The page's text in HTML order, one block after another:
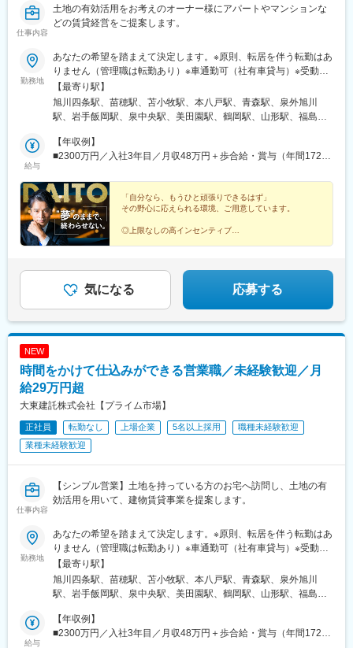
駅、西黒崎駅、吉塚駅、古賀駅、橋本駅(福岡県)、春日原駅、御井
駅、佐賀駅、大橋駅(長崎県)、中佐世保駅、大分駅、西里駅、平成
船駅、大師橋駅、伊勢佐木長者町駅、南林間駅、長沼駅(静岡県)、
浄心駅、成岩駅、三柿野駅、中川原駅、宮之阪駅、上牧駅(大阪
府)、田中口駅、大手町駅(愛媛県)、桟橋通三丁目駅、岡山駅前
駅、倉敷市駅、比治山橋駅、横川一丁目駅、熊西駅、佐世保中央
駅、郡元駅(鹿児島市電)、黄金町駅、古庄駅、島本駅、ＪＲ松山駅
前駅、桟橋通一丁目駅、皆実町二丁目駅、横川駅、黒崎駅前駅、
佐世保駅、郡元・南駅
仕事内容
土地の有効活用をお考えのオーナー様にアパートやマンションな
どの賃貸経営をご提案します。
勤務地
あなたの希望を踏まえて決定します。※原則、転居を伴う転勤はあ
りません（管理職は転勤あり）※車通勤可（社有車貸与）※受動喫
煙対策あり※支店ごと常に募集人数の変動があります。配属希望支
店の空き状況は、ご応募時にご確認ください【本社】東京都港区
港南2-16-1 品川イーストワンタワー21～24階（各線「品川駅」
活事情に配慮して働きやすい環境づくりを進めています。
【最寄り駅】
旭川四条駅、苗穂駅、苫小牧駅、本八戸駅、青森駅、泉外旭川
駅、岩手飯岡駅、泉中央駅、美田園駅、鶴岡駅、山形駅、福島駅
松本駅、不二越駅、金沢駅、新福井駅、江曽島駅、小山駅、太田
駅(群馬県)、前橋大島駅、高崎駅、新白岡駅、上熊谷駅、北上尾
木駅、東所沢駅、春日部駅、越谷駅、三郷中央駅、水戸駅、つく
ば駅、守谷駅、柏の葉キャンパス駅、公津の杜駅、県庁前駅(千葉
県)、上総村上駅、八千代緑が丘駅、東松戸駅、西船橋駅、三鷹
駅、恋ケ窪駅、武蔵砂川駅、甲州街道駅、河辺駅、北八王子駅、
町田駅、相模原駅、百合ケ丘駅、津田山駅、東門前駅、仲町台
奈川県)、六会日大前駅、社家駅、宮山駅、富水駅、常永駅、御殿
場駅、三島広小路駅、富士根駅、清水駅(静岡県)、東静岡駅、藤枝
駅、高塚駅、自動車学校前駅、船町駅、豊川駅、岡崎駅、亀島
田駅(滋賀県)、福知山駅、桂駅、東野駅(京都府)、伏見駅(京都
府)、藤阪駅、星ケ丘駅(大阪府)、池田駅(大阪府)、門真南駅、水無
瀬駅、ＪＲ総持寺駅、荒本駅、河内天美駅、深井駅、泉佐野駅、
尼崎駅(阪神線)、打出駅、西明石駅、別府駅(兵庫県)、手柄駅、網
干駅、新大宮駅、大和八木駅、和歌山駅、眉山ロープウェイ山麓
駅、三条駅(香川県)、松山駅(愛媛県)、桟橋通二丁目駅、備前西市
駅、岡山駅、倉敷駅、鳥取駅、松江駅、東福山駅、松永駅、東広
駅、西黒崎駅、吉塚駅、古賀駅、橋本駅(福岡県)、春日原駅、御井
駅、佐賀駅、大橋駅(長崎県)、中佐世保駅、大分駅、西里駅、平成
船駅、大師橋駅、伊勢佐木長者町駅、南林間駅、長沼駅(静岡県)、
浄心駅、成岩駅、三柿野駅、中川原駅、宮之阪駅、上牧駅(大阪
府)、田中口駅、大手町駅(愛媛県)、桟橋通三丁目駅、岡山駅前
駅、倉敷市駅、比治山橋駅、横川一丁目駅、熊西駅、佐世保中央
駅、郡元駅(鹿児島市電)、黄金町駅、古庄駅、島本駅、ＪＲ松山駅
前駅、桟橋通一丁目駅、皆実町二丁目駅、横川駅、黒崎駅前駅、
佐世保駅、郡元・南駅
給与
【年収例】
■2300万円／入社3年目／月収48万円＋歩合給・賞与（年間1724
「自分なら、もうひと頑張りできるはず」
その野心に応えられる環境、ご用意しています。
◎上限なしの高インセンティブ
気になる 応募する
NEW
時間をかけて仕込みができる営業職／未経験歓迎／月
給29万円超
大東建託株式会社【プライム市場】
正社員 転勤なし 上場企業 5名以上採用
職種未経験歓迎
業種未経験歓迎
仕事内容
【シンプル営業】土地を持っている方のお宅へ訪問し、土地の有
効活用を用いて、建物賃貸事業を提案します。
勤務地
あなたの希望を踏まえて決定します。※原則、転居を伴う転勤はあ
りません（管理職は転勤あり）※車通勤可（社有車貸与）※受動喫
煙対策あり※支店ごと常に募集人数の変動があります。配属希望支
店の空き状況は、ご応募時にご確認ください【本社】東京都港区
港南2-16-1 品川イーストワンタワー21～24階（各線「品川駅」
活事情に配慮して働きやすい環境づくりを進めています。
【最寄り駅】
旭川四条駅、苗穂駅、苫小牧駅、本八戸駅、青森駅、泉外旭川
駅、岩手飯岡駅、泉中央駅、美田園駅、鶴岡駅、山形駅、福島駅
松本駅、不二越駅、金沢駅、新福井駅、江曽島駅、小山駅、太田
駅(群馬県)、前橋大島駅、高崎駅、新白岡駅、上熊谷駅、北上尾
給与
【年収例】
■2300万円／入社3年目／月収48万円＋歩合給・賞与（年間1724